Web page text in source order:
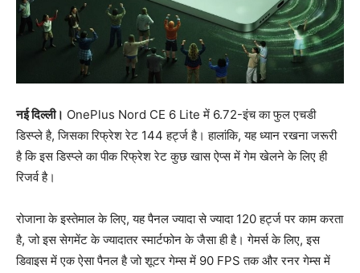
नई दिल्ली। OnePlus Nord CE 6 Lite में 6.72-इंच का फुल एचडी
डिस्प्ले है, जिसका रिफ्रेश रेट 144 हर्ट्ज है। हालांकि, यह ध्यान रखना जरूरी
है कि इस डिस्प्ले का पीक रिफ्रेश रेट कुछ खास ऐप्स में गेम खेलने के लिए ही
रिजर्व है।
रोजाना के इस्तेमाल के लिए, यह पैनल ज्यादा से ज्यादा 120 हर्ट्ज पर काम करता
है, जो इस सेगमेंट के ज्यादातर स्मार्टफोन के जैसा ही है। गेमर्स के लिए, इस
डिवाइस में एक ऐसा पैनल है जो शूटर गेम्स में 90 FPS तक और रनर गेम्स में